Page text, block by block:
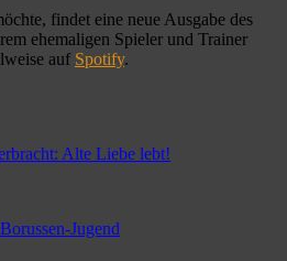
findet eine neue Ausgabe des
ehemaligen Spieler und Trainer
auf Spotify.
Alte Liebe lebt!
Jugend